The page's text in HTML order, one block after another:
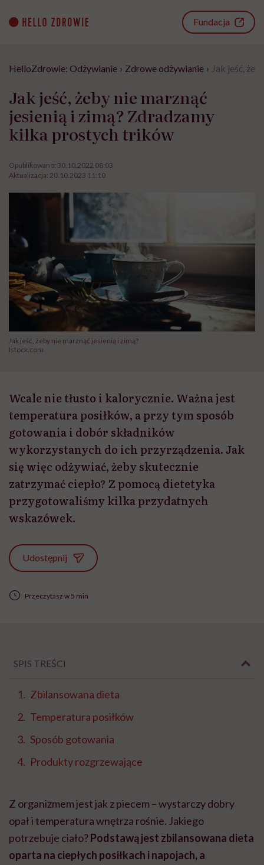
content
Fundacja
HelloZdrowie: Odżywianie › Zdrowe odżywianie › Jak jeść,
Jak jeść, żeby nie marznąć
jesienią i zimą? Zdradzamy
kilka prostych trików
Opublikowano: 30.10.2022 08:03
Aktualizacja: 20.10.2023 11:10
Jak jeść, żeby nie marznąć jesienią i zimą?
Istock.com
Wcale nie tłusto i kalorycznie. Ważna jest
temperatura posiłków, a przy tym sposób
gotowania i dobór składników
wykorzystanych do ich przyrządzenia. Jak
się więc odżywiać, żeby skutecznie
zatrzymać ciepło? Z pomocą dietetyka
przygotowaliśmy kilka przydatnych
wskazówek.
Udostępnij
Przeczytasz w 5 min
SPIS TREŚCI
Zbilansowana dieta
Temperatura posiłków
Sposób gotowania
Produkty rozgrzewające
Z organizmem jest jak z piecem – wystarczy dobry
opał i temperatura wnętrza rośnie. Jakiego
potrzebuje ciało?Podstawą jest zbilansowana dieta
oparta na ciepłych posiłkach i napojach, a